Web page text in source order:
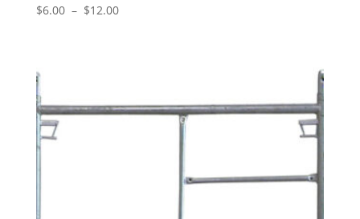
$6.00 – $12.00Plage
$12.00